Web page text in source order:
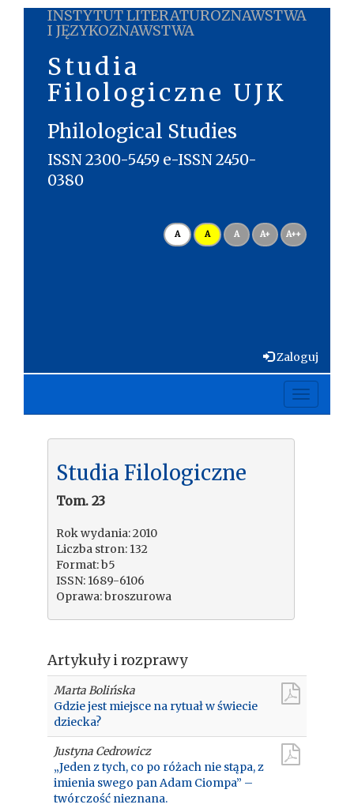
INSTYTUT LITERATUROZNAWSTWA
I JĘZYKOZNAWSTWA
Studia
Filologiczne UJK
Philological Studies
ISSN 2300-5459 e-ISSN 2450-
0380
A A A A+ A++
Zaloguj
Toggle
Studia Filologiczne
Tom. 23
Rok wydania: 2010
Liczba stron: 132
Format: b5
ISSN: 1689-6106
Oprawa: broszurowa
Artykuły i rozprawy
Marta Bolińska
Gdzie jest miejsce na rytuał w świecie
dziecka?
Justyna Cedrowicz
„Jeden z tych, co po różach nie stąpa, z
imienia swego pan Adam Ciompa” –
twórczość nieznana.